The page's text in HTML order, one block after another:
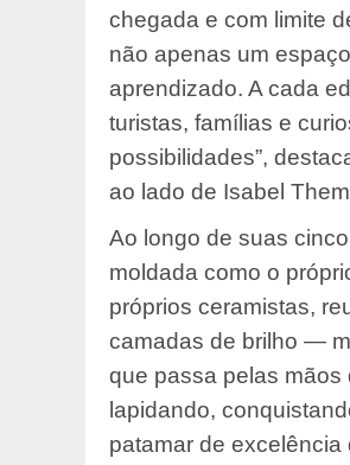
chegada e com limite
não apenas um
aprendizado. A cada
turistas, famílias e
possibilidades”,
ao lado de Isabel
Ao longo de suas
moldada como o
próprios ceramistas,
camadas de brilho —
que passa pelas mãos
lapidando,
patamar de